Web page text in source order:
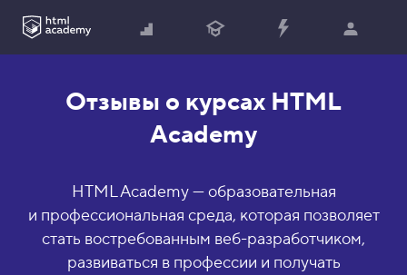
Отзывы о курсах HTML
Academy
HTML Academy — образовательная
и профессиональная среда, которая позволяет
стать востребованным веб-разработчиком,
развиваться в профессии и получать